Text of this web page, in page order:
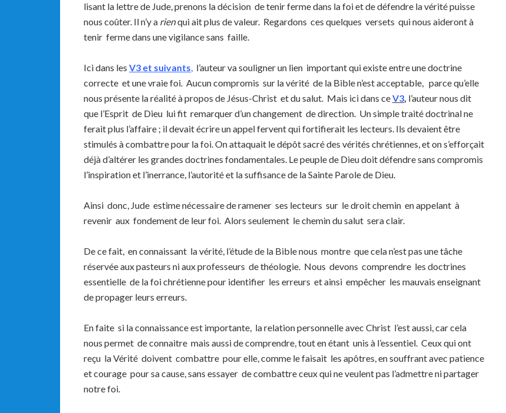
lisant la lettre de Jude, prenons la décision de tenir ferme dans la foi et de défendre la vérité puisse
nous coûter. Il n’y a rienqui ait plus de valeur. Regardons ces quelques versets qui nous aideront à
tenir ferme dans une vigilance sans faille.
Ici dans les V3 et suivants, l’auteur va souligner un lien important qui existe entre une doctrine
correcte et une vraie foi. Aucun compromis sur la vérité de la Bible n’est acceptable, parce qu’elle
nous présente la réalité à propos de Jésus-Christ et du salut. Mais ici dans ceV3, l’auteur nous dit
que l’Esprit de Dieu lui fit remarquer d’un changement de direction. Un simple traité doctrinal ne
ferait plus l’affaire ; il devait écrire un appel fervent qui fortifierait les lecteurs. Ils devaient être
stimulés à combattre pour la foi. On attaquait le dépôt sacré des vérités chrétiennes, et on s’efforçait
déjà d’altérer les grandes doctrines fondamentales. Le peuple de Dieu doit défendre sans compromis
l’inspiration et l’inerrance, l’autorité et la suffisance de la Sainte Parole de Dieu.
Ainsi donc, Jude estime nécessaire de ramener ses lecteurs sur le droit chemin en appelant à
revenir aux fondement de leur foi. Alors seulement le chemin du salut sera clair.
De ce fait, en connaissant la vérité, l’étude de la Bible nous montre que cela n’est pas une tâche
réservée aux pasteurs ni aux professeurs de théologie. Nous devons comprendre les doctrines
essentielle de la foi chrétienne pour identifier les erreurs et ainsi empêcher les mauvais enseignant
de propager leurs erreurs.
En faite si la connaissance est importante, la relation personnelle avec Christ l’est aussi, car cela
nous permet de connaitre mais aussi de comprendre, tout en étant unis à l’essentiel. Ceux qui ont
reçu la Vérité doivent combattre pour elle, comme le faisait les apôtres, en souffrant avec patience
et courage pour sa cause, sans essayer de combattre ceux qui ne veulent pas l’admettre ni partager
notre foi.